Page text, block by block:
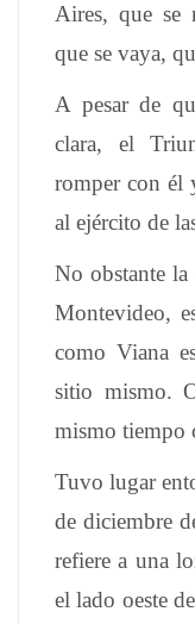
Aires, que se
que se vaya,
A pesar de
clara, el
romper con él
al ejército de
No obstante la
Montevideo,
como Viana
sitio mismo.
mismo tiempo
Tuvo lugar
de diciembre
refiere a una
el lado oeste